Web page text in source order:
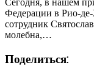
Федерации в Рио-
сотрудник
молебна,…
Поделиться: